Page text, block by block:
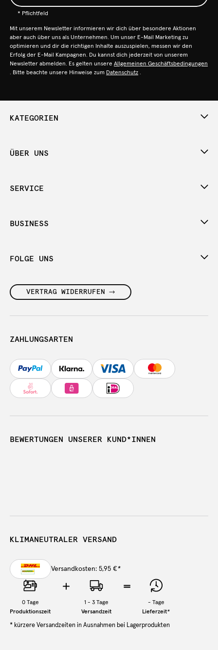
* Pflichtfeld
Mit unserem Newsletter informieren wir dich über besondere Aktionen
aber auch über uns als Unternehmen. Um unser E-Mail Marketing zu
optimieren und dir die richtigen Inhalte auszuspielen, messen wir den
Erfolg der E-Mail Kampagnen. Du kannst dich jederzeit von unserem
Newsletter abmelden. Es gelten unsere Allgemeinen Geschäftsbedingungen
. Bitte beachte unsere Hinweise zum Datenschutz .
KATEGORIEN
ÜBER UNS
SERVICE
BUSINESS
FOLGE UNS
VERTRAG WIDERRUFEN
ZAHLUNGSARTEN
BEWERTUNGEN UNSERER KUND*INNEN
KLIMANEUTRALER VERSAND
Versandkosten: 5,95 €*
0Tage
Produktionszeit
1 - 3 Tage
Versandzeit
- Tage
Lieferzeit*
* kürzere Versandzeiten in Ausnahmen bei Lagerprodukten